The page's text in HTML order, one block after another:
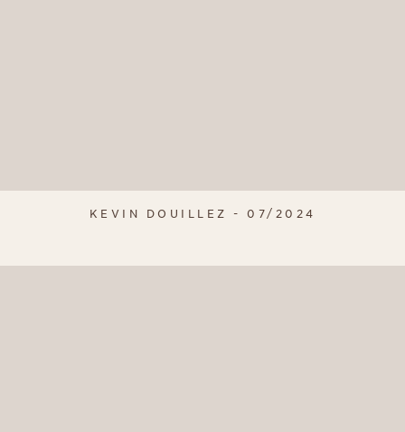
KEVIN DOUILLEZ - 07/2024